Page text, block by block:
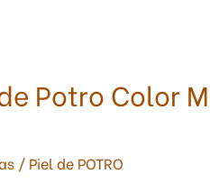
Potro Color
/ Piel de POTRO